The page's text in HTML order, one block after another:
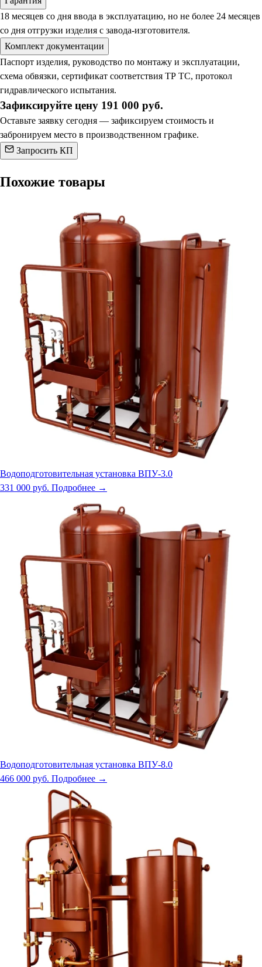
18 месяцев со дня ввода в эксплуатацию, но не более 24 месяцев
со дня отгрузки изделия с завода-изготовителя.
Комплект документации
Паспорт изделия, руководство по монтажу и эксплуатации,
схема обвязки, сертификат соответствия ТР ТС, протокол
гидравлического испытания.
Зафиксируйте цену 191 000 руб.
Оставьте заявку сегодня — зафиксируем стоимость и
забронируем место в производственном графике.
Запросить КП
Похожие товары
Водоподготовительная установка ВПУ-3.0
331 000 руб. Подробнее →
Водоподготовительная установка ВПУ-8.0
466 000 руб. Подробнее →